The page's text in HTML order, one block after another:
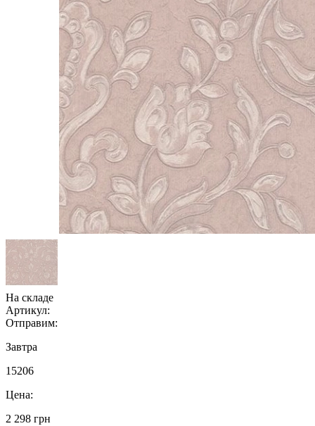
На складе
Артикул:
Отправим:
Завтра
15206
Цена:
2 298 грн